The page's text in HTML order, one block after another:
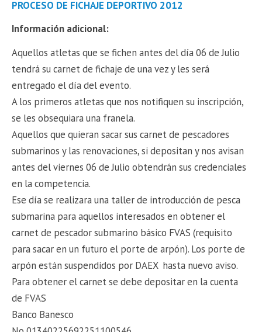
PROCESO DE FICHAJE DEPORTIVO 2012
Información adicional:
Aquellos atletas que se fichen antes del día 06 de Julio
tendrá su carnet de fichaje de una vez y les será
entregado el día del evento.
A los primeros atletas que nos notifiquen su inscripción,
se les obsequiara una franela.
Aquellos que quieran sacar sus carnet de pescadores
submarinos y las renovaciones, si depositan y nos avisan
antes del viernes 06 de Julio obtendrán sus credenciales
en la competencia.
Ese día se realizara una taller de introducción de pesca
submarina para aquellos interesados en obtener el
carnet de pescador submarino básico FVAS (requisito
para sacar en un futuro el porte de arpón). Los porte de
arpón están suspendidos por DAEX hasta nuevo aviso.
Para obtener el carnet se debe depositar en la cuenta
de FVAS
Banco Banesco